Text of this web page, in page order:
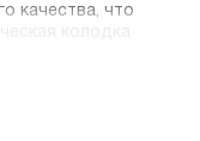
качества, что
качественных
наших